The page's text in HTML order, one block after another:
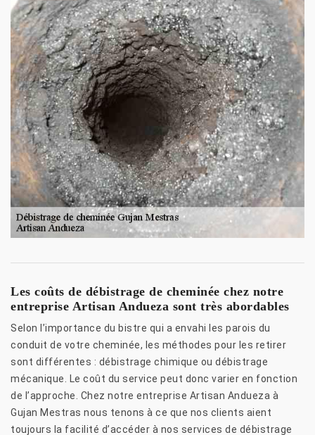
Les coûts de débistrage de cheminée chez notre
entreprise Artisan Andueza sont très abordables
Selon l’importance du bistre qui a envahi les parois du
conduit de votre cheminée, les méthodes pour les retirer
sont différentes : débistrage chimique ou débistrage
mécanique. Le coût du service peut donc varier en fonction
de l’approche. Chez notre entreprise Artisan Andueza à
Gujan Mestras nous tenons à ce que nos clients aient
toujours la facilité d’accéder à nos services de débistrage